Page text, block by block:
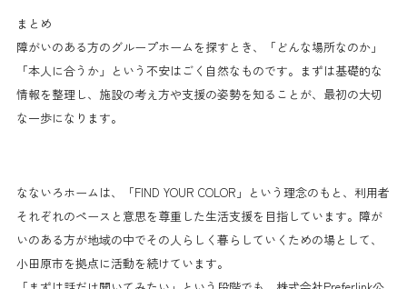
まとめ
障がいのある方のグループホームを探すとき、「どんな場所なのか」
「本人に合うか」という不安はごく自然なものです。まずは基礎的な
情報を整理し、施設の考え方や支援の姿勢を知ることが、最初の大切
な一歩になります。
なないろホームは、「FIND YOUR COLOR」という理念のもと、利用者
それぞれのペースと意思を尊重した生活支援を目指しています。障が
いのある方が地域の中でその人らしく暮らしていくための場として、
小田原市を拠点に活動を続けています。